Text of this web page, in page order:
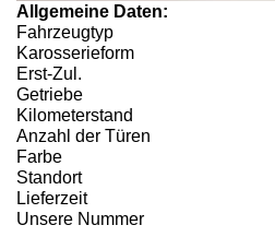
Allgemeine Daten:
Fahrzeugtyp
Karosserieform
Erst-Zul.
Getriebe
Kilometerstand
Anzahl der Türen
Farbe
Standort
Lieferzeit
Unsere Nummer